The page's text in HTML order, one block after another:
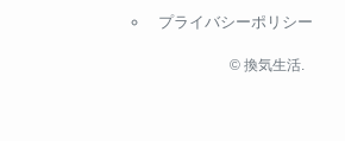
プライバシーポリシー
©換気生活.